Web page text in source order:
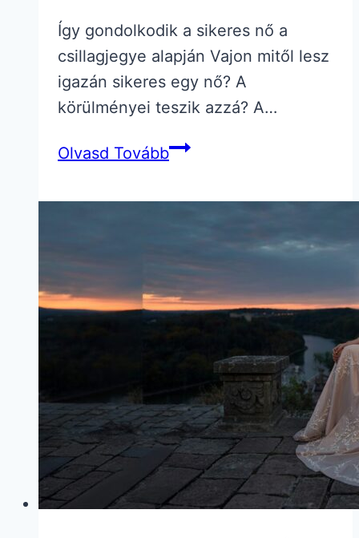
Így gondolkodik a sikeres nő a
csillagjegye alapján Vajon mitől lesz
igazán sikeres egy nő? A
körülményei teszik azzá? A…
Olvasd TovábbÍgy
a